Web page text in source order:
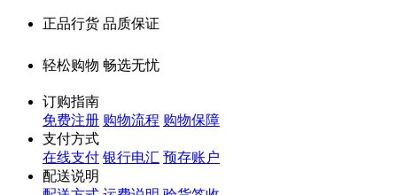
正品行货 品质保证
轻松购物 畅选无忧
订购指南
免费注册 购物流程 购物保障
支付方式
在线支付 银行电汇 预存账户
配送说明